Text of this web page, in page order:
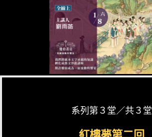
系列第３堂／共３堂